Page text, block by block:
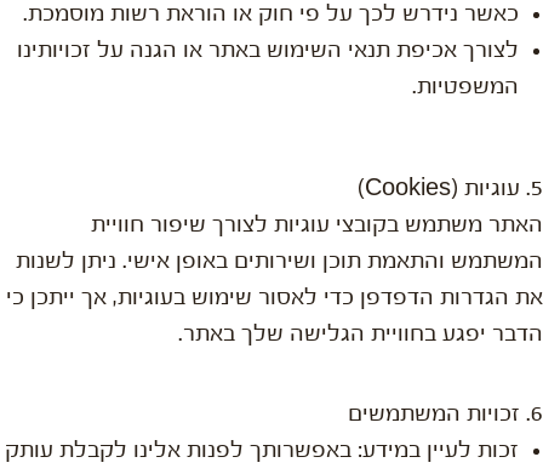
כאשר נידרש לכך על פי חוק או הוראת רשות מוסמכת.
לצורך אכיפת תנאי השימוש באתר או הגנה על זכויותינו
המשפטיות.
5. עוגיות (Cookies)
האתר משתמש בקובצי עוגיות לצורך שיפור חוויית
המשתמש והתאמת תוכן ושירותים באופן אישי. ניתן לשנות
את הגדרות הדפדפן כדי לאסור שימוש בעוגיות, אך ייתכן כי
הדבר יפגע בחוויית הגלישה שלך באתר.
6. זכויות המשתמשים
זכות לעיין במידע: באפשרותך לפנות אלינו לקבלת עותק